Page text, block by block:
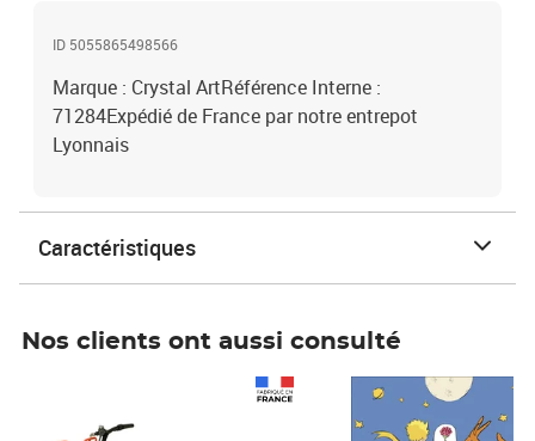
ID 5055865498566
Marque : Crystal ArtRéférence Interne :
71284Expédié de France par notre entrepot
Lyonnais
Caractéristiques
Nos clients ont aussi consulté
Prix 6,25€ HT